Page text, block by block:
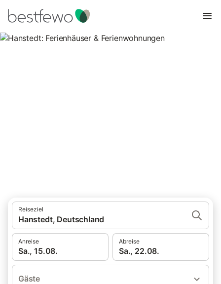
Reiseziel
Hanstedt, Deutschland
Anreise
Sa., 15.08.
Abreise
Sa., 22.08.
Gäste